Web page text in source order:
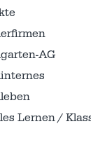
AG
Lernen /